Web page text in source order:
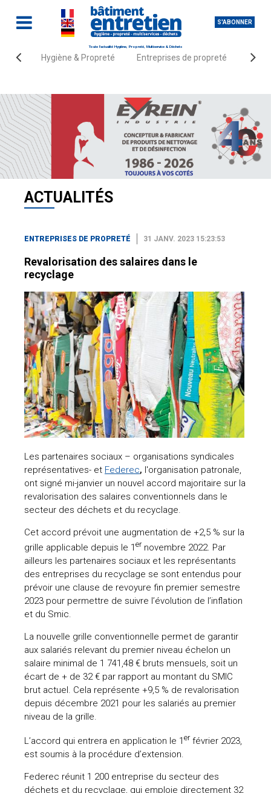
S'ABONNER
Toute l'actualité Hygiène, Propreté, Multiservice & Déchets
Hygiène & Propreté Entreprises de propreté
Accueil Actualités Entreprises de propreté
ACTUALITÉS
ENTREPRISES DE PROPRETÉ 31 JANV. 2023 15:23:53
Revalorisation des salaires dans le
recyclage
Les partenaires sociaux – organisations syndicales
représentatives- et Federec, l'organisation patronale,
ont signé mi-janvier un nouvel accord majoritaire sur la
revalorisation des salaires conventionnels dans le
secteur des déchets et du recyclage.
Cet accord prévoit une augmentation de +2,5 % sur la
grille applicable depuis le 1 er novembre 2022. Par
ailleurs les partenaires sociaux et les représentants
des entreprises du recyclage se sont entendus pour
prévoir une clause de revoyure fin premier semestre
2023 pour permettre de suivre l’évolution de l’inflation
et du Smic.
La nouvelle grille conventionnelle permet de garantir
aux salariés relevant du premier niveau échelon un
salaire minimal de 1 741,48 € bruts mensuels, soit un
écart de + de 32 € par rapport au montant du SMIC
brut actuel. Cela représente +9,5 % de revalorisation
depuis décembre 2021 pour les salariés au premier
niveau de la grille.
L’accord qui entrera en application le 1 er février 2023,
est soumis à la procédure d’extension.
Federec réunit 1 200 entreprise du secteur des
déchets et du recyclage, qui emploie directement 32